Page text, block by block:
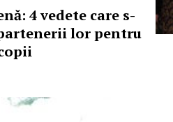
4 vedete care s-
lor pentru